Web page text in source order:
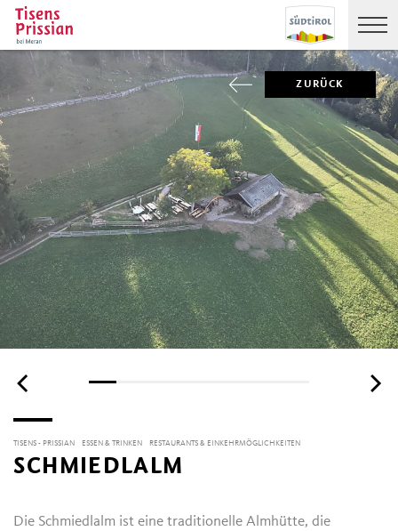
ZURÜCK
TISENS - PRISSIAN ESSEN & TRINKEN RESTAURANTS & EINKEHRMÖGLICHKEITEN
SCHMIEDLALM
Die Schmiedlalm ist eine traditionelle Almhütte, die